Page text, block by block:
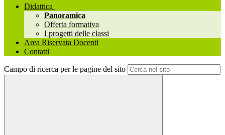
Didattica
Panoramica
Offerta formativa
I progetti delle classi
Area Riservata Docenti
Contatti
Campo di ricerca per le pagine del sito